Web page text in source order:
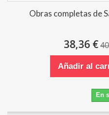
Obras completas de
38,36 €
Añadir al
En